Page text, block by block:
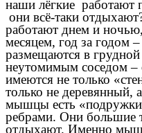
наши лёгкие работают
они всё-таки
работают днем и
месяцем, год за годом
размещаются в грудной
неутомимым соседом –
имеются не только
только не
мышцы есть
ребрами. Они большие
отдыхают. Именно